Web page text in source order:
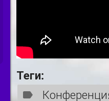
Теги: